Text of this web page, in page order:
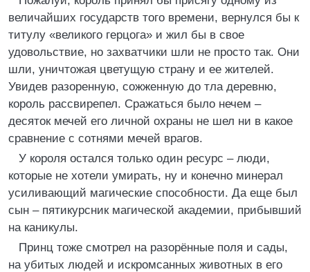
величайших государств того времени, вернулся бы к
титулу «великого герцога» и жил бы в свое
удовольствие, но захватчики шли не просто так. Они
шли, уничтожая цветущую страну и ее жителей.
Увидев разоренную, сожженную до тла деревню,
король рассвирепел. Сражаться было нечем –
десяток мечей его личной охраны не шел ни в какое
сравнение с сотнями мечей врагов.
У короля остался только один ресурс – люди,
которые не хотели умирать, ну и конечно минерал
усиливающий магические способности. Да еще был
сын – пятикурсник магической академии, прибывший
на каникулы.
Принц тоже смотрел на разорённые поля и сады,
на убитых людей и искромсанных животных в его